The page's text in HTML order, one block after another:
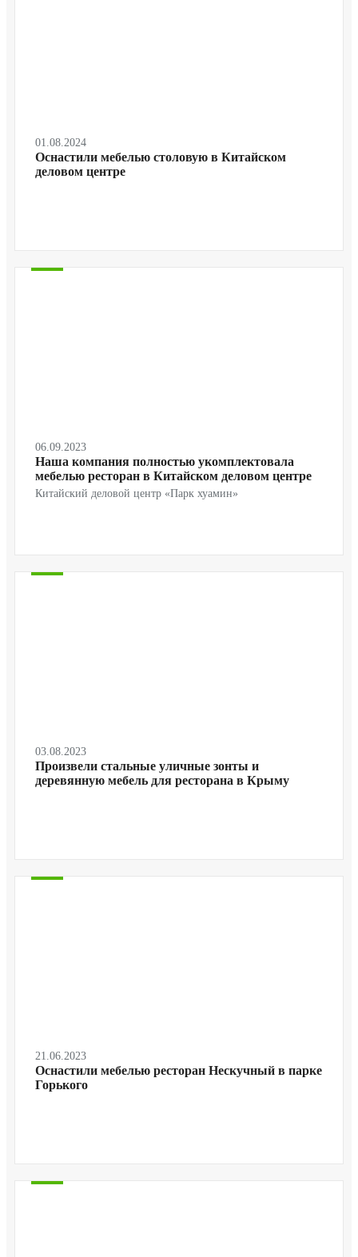
01.08.2024
Оснастили мебелью столовую в Китайском
деловом центре
06.09.2023
Наша компания полностью укомплектовала
мебелью ресторан в Китайском деловом центре
Китайский деловой центр «Парк хуамин»
03.08.2023
Произвели стальные уличные зонты и
деревянную мебель для ресторана в Крыму
21.06.2023
Оснастили мебелью ресторан Нескучный в парке
Горького